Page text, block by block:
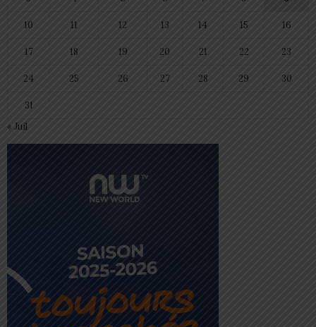
10 11 12 13 14 15 16
17 18 19 20 21 22 23
24 25 26 27 28 29 30
31
« Juil